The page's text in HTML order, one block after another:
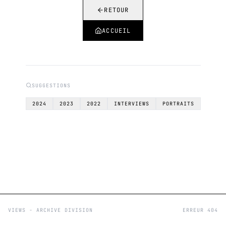
RETOUR
ACCUEIL
SUGGESTIONS
2024 2023 2022 INTERVIEWS PORTRAITS
VIEWS - ARCHIVE DIVISION ERREUR 404